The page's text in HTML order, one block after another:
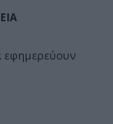
εφημερεύουν